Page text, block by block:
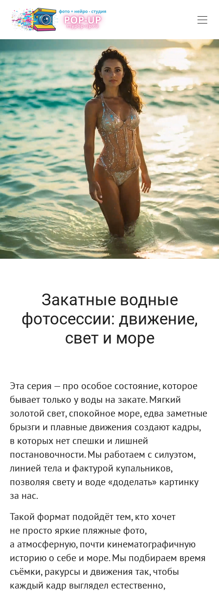
Закатные водные
фотосессии: движение,
свет и море
Эта серия — про особое состояние, которое
бывает только у воды на закате. Мягкий
золотой свет, спокойное море, едва заметные
брызги и плавные движения создают кадры,
в которых нет спешки и лишней
постановочности. Мы работаем с силуэтом,
линией тела и фактурой купальников,
позволяя свету и воде «доделать» картинку
за нас.
Такой формат подойдёт тем, кто хочет
не просто яркие пляжные фото,
а атмосферную, почти кинематографичную
историю о себе и море. Мы подбираем время
съёмки, ракурсы и движения так, чтобы
каждый кадр выглядел естественно,